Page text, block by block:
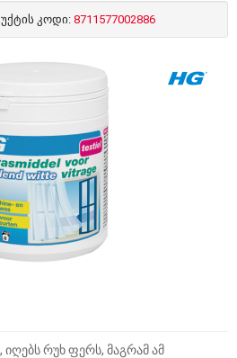
კოდი:8711577002886
რუხ ფერს, მაგრამ ამ